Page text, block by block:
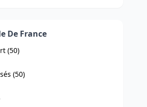
De France
(50)
(50)